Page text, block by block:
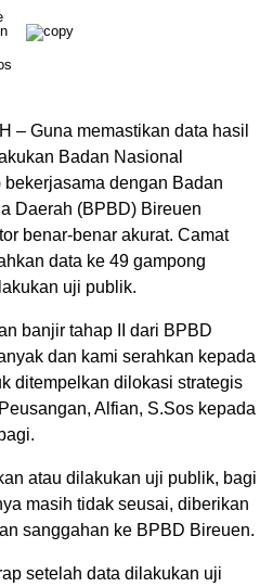
– Guna memastikan data hasil
Badan Nasional
dengan Badan
Daerah (BPBD) Bireuen
benar-benar akurat. Camat
data ke 49 gampong
uji publik.
banjir tahap II dari BPBD
dan kami serahkan kepada
ditempelkan dilokasi strategis
Alfian, S.Sos kepada
atau dilakukan uji publik, bagi
masih tidak seusai, diberikan
sanggahan ke BPBD Bireuen.
setelah data dilakukan uji